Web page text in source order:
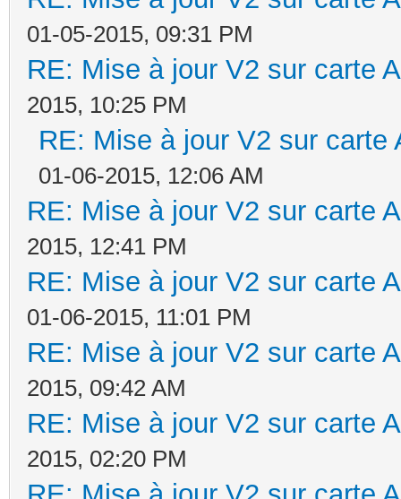
01-05-2015, 09:31 PM
RE: Mise à jour V2 sur carte
2015, 10:25 PM
RE: Mise à jour V2 sur carte
01-06-2015, 12:06 AM
RE: Mise à jour V2 sur carte
2015, 12:41 PM
RE: Mise à jour V2 sur carte
01-06-2015, 11:01 PM
RE: Mise à jour V2 sur carte
2015, 09:42 AM
RE: Mise à jour V2 sur carte
2015, 02:20 PM